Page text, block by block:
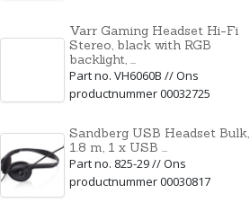
Varr Gaming Headset Hi-Fi
Stereo, black with RGB
backlight, ...
Part no. VH6060B // Ons
productnummer 00032725
Sandberg USB Headset Bulk,
1.8 m, 1 x USB ...
Part no. 825-29 // Ons
productnummer 00030817